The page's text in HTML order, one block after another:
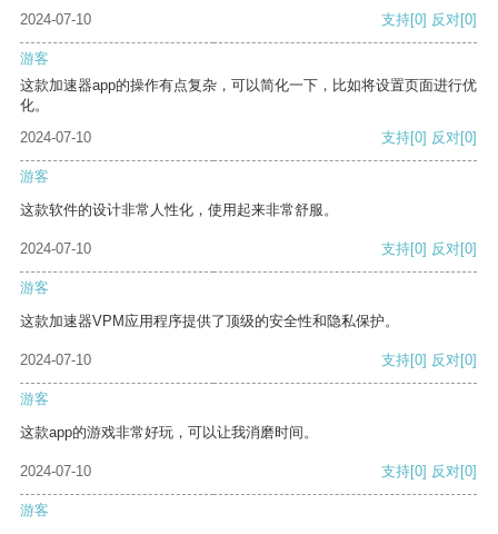
2024-07-10 支持[0] 反对[0]
游客
这款加速器app的操作有点复杂，可以简化一下，比如将设置页面进行优
化。
2024-07-10
支持[0] 反对[0]
游客
这款软件的设计非常人性化，使用起来非常舒服。
2024-07-10 支持[0] 反对[0]
游客
这款加速器VPM应用程序提供了顶级的安全性和隐私保护。
2024-07-10 支持[0] 反对[0]
游客
这款app的游戏非常好玩，可以让我消磨时间。
2024-07-10 支持[0] 反对[0]
游客